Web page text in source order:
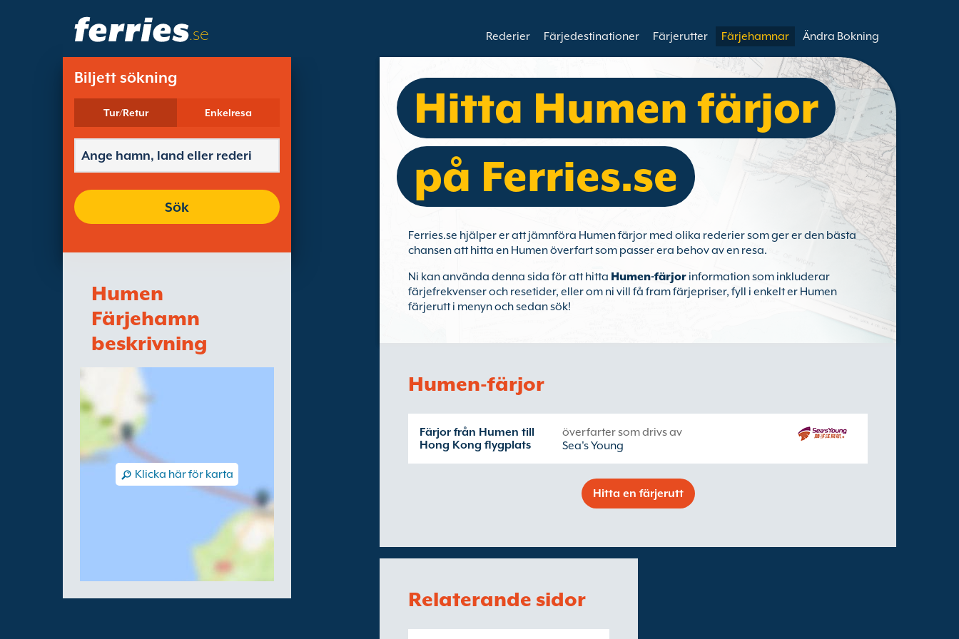
.se Rederier Färjedestinationer Färjerutter Färjehamnar Ändra Bokning
Biljett sökning
Tur/Retur Enkelresa
Sök
Humen
Färjehamn
beskrivning
Klicka här för karta
Hitta Humen färjor
på Ferries.se
Ferries.se hjälper er att jämnföra Humen färjor med olika rederier som ger er den bästa
chansen att hitta en Humen överfart som passer era behov av en resa.
Ni kan använda denna sida för att hitta Humen-färjor information som inkluderar
färjefrekvenser och resetider, eller om ni vill få fram färjepriser, fyll i enkelt er Humen
färjerutt i menyn och sedan sök!
Humen-färjor
Färjor från Humen till
Hong Kong flygplats
överfarter som drivs av
Sea's Young
Hitta en färjerutt
Relaterande sidor